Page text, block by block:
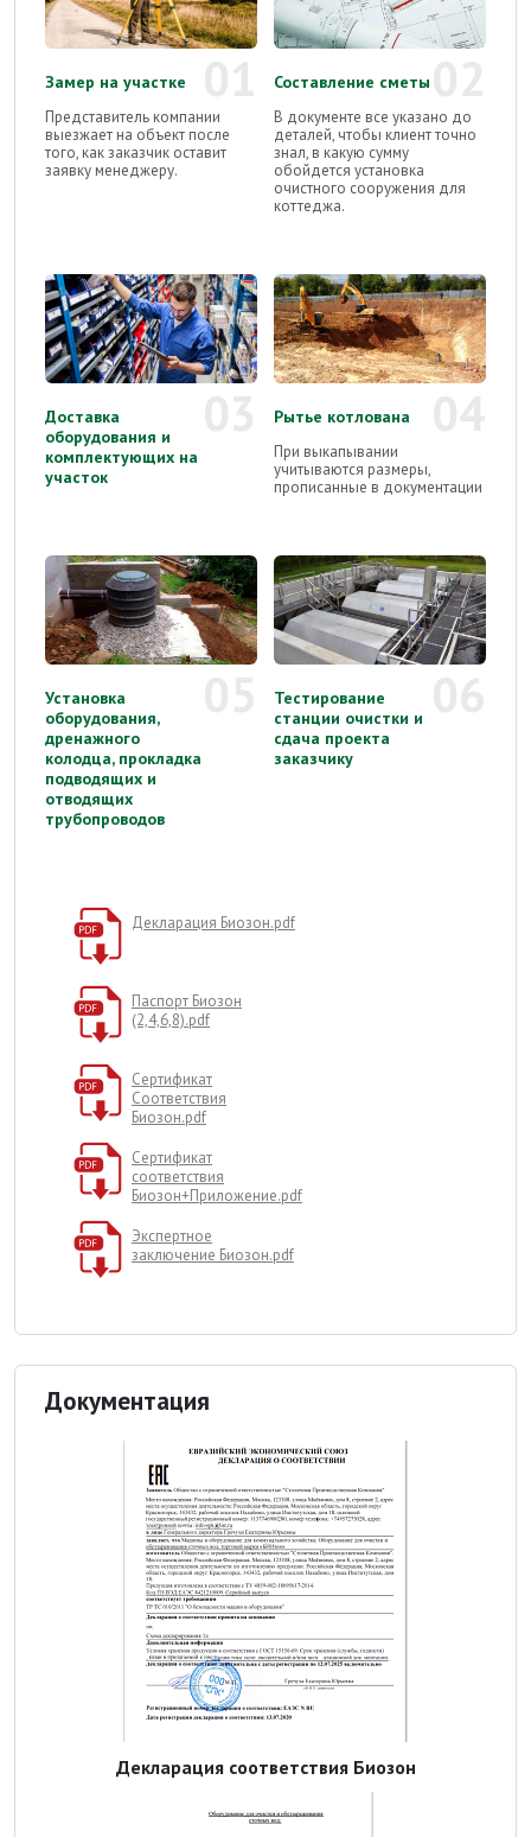
Замер на участке
Представитель компании
выезжает на объект после
того, как заказчик оставит
заявку менеджеру.
Составление сметы
В документе все указано до
деталей, чтобы клиент точно
знал, в какую сумму
обойдется установка
очистного сооружения для
коттеджа.
Доставка
оборудования и
комплектующих на
участок
Рытье котлована
При выкапывании
учитываются размеры,
прописанные в документации
Установка
оборудования,
дренажного
колодца, прокладка
подводящих и
отводящих
трубопроводов
Тестирование
станции очистки и
сдача проекта
заказчику
Декларация Биозон.pdf
Паспорт Биозон
(2,4,6,8).pdf
Сертификат
Соответствия
Биозон.pdf
Сертификат
соответствия
Биозон+Приложение.pdf
Экспертное
заключение Биозон.pdf
Документация
Декларация соответствия Биозон